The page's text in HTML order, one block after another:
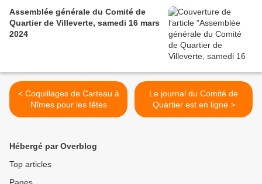
Assemblée générale du Comité de
Quartier de Villeverte, samedi 16 mars
2024
< Coquillages de Carteau à
Nîmes pour les fêtes
Le journal du Comité de
Quartier est en ligne >
Hébergé par Overblog
Top articles